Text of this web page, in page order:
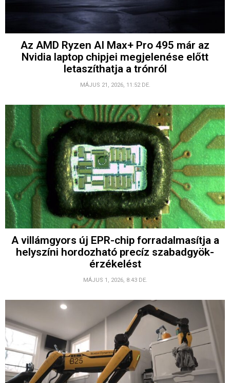
Az AMD Ryzen AI Max+ Pro 495 már az
Nvidia laptop chipjei megjelenése előtt
letaszíthatja a trónról
MÁJUS 21, 2026, 11:52 DE.
A villámgyors új EPR-chip forradalmasítja a
helyszíni hordozható precíz szabadgyök-
érzékelést
MÁJUS 1, 2026, 8:43 DE.